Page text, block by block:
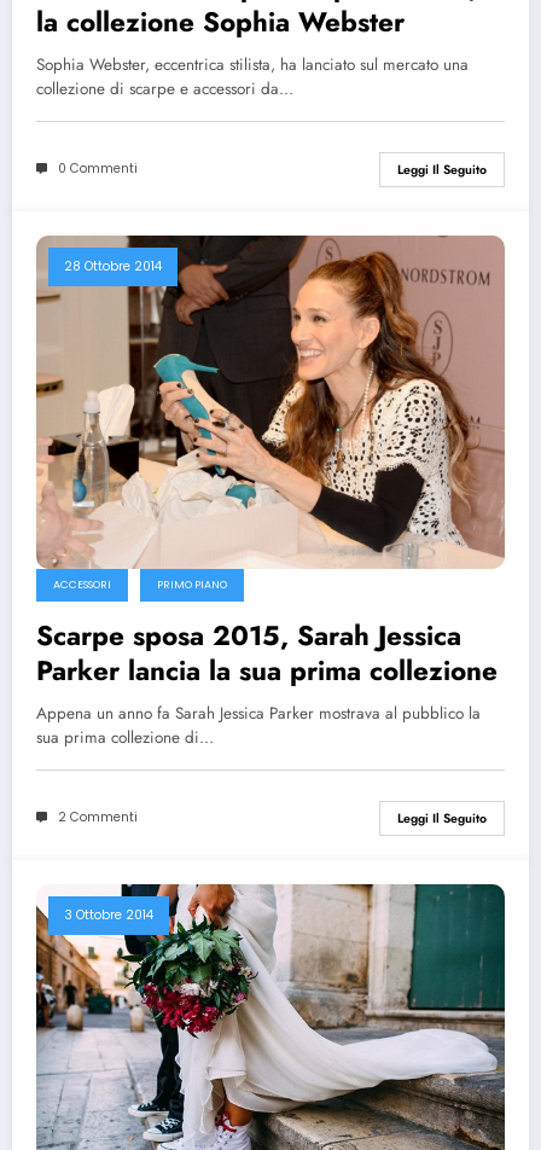
la collezione Sophia Webster
Sophia Webster, eccentrica stilista, ha lanciato sul mercato una
collezione di scarpe e accessori da…
0 Commenti Leggi Il Seguito
28 Ottobre 2014
ACCESSORI PRIMO PIANO
Scarpe sposa 2015, Sarah Jessica
Parker lancia la sua prima collezione
Appena un anno fa Sarah Jessica Parker mostrava al pubblico la
sua prima collezione di…
2 Commenti Leggi Il Seguito
3 Ottobre 2014